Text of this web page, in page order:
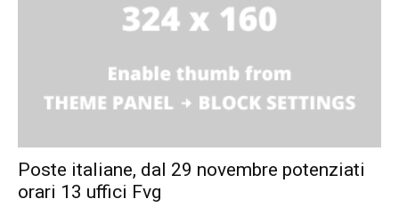
Poste italiane, dal 29 novembre potenziati
orari 13 uffici Fvg